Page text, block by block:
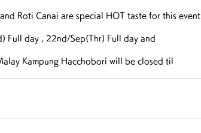
Roti Canai are special HOT taste for this event.
Full day , 22nd/Sep(Thr) Full day and
Kampung Hacchobori will be closed til